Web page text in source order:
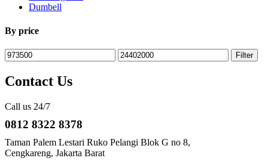
Dumbell
By price
Min
price
Max
price
Filter
Contact Us
Call us 24/7
0812 8322 8378
Taman Palem Lestari Ruko Pelangi Blok G no 8,
Cengkareng, Jakarta Barat